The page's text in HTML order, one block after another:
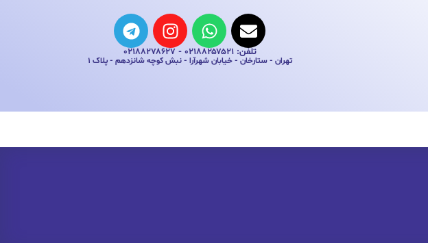
تلفن: ۰۲۱۸۸۲۵۷۵۲۱ - ۰۲۱۸۸۲۷۸۶۲۷
تهران - ستارخان - خیابان شهرآرا - نبش کوچه شانزدهم - پلاک ۱